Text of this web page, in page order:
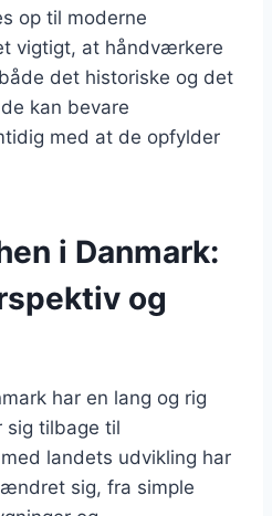
op til moderne
vigtigt, at håndværkere
det historiske og det
kan bevare
med at de opfylder
i Danmark:
og
har en lang og rig
tilbage til
landets udvikling har
sig, fra simple